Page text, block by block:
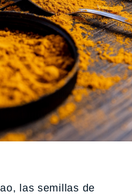
las semillas de